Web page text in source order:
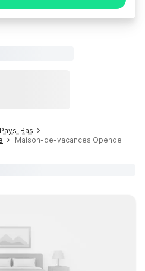
Bas
Maison-de-vacances Opende